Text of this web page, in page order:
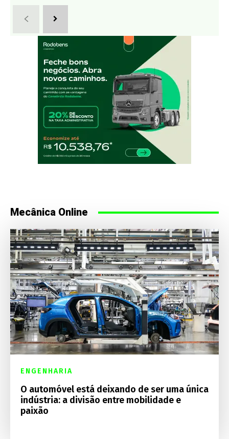
Mecânica Online
ENGENHARIA
O automóvel está deixando de ser uma única
indústria: a divisão entre mobilidade e
paixão